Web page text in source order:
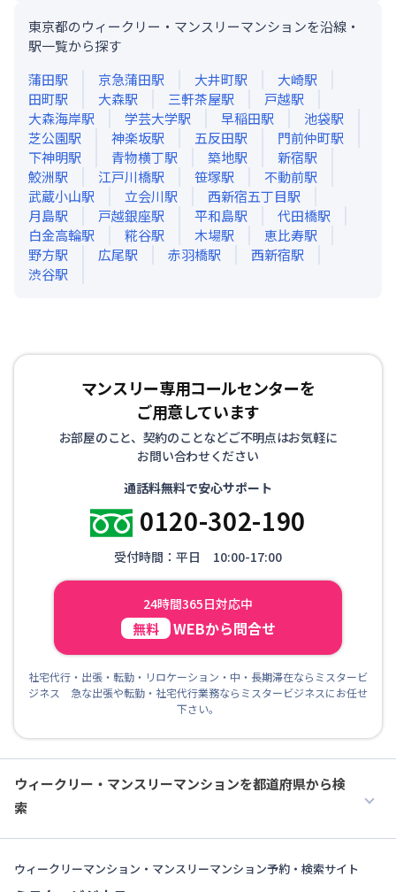
東京都のウィークリー・マンスリーマンションを沿線・
駅一覧から探す
蒲田駅 京急蒲田駅 大井町駅 大崎駅
田町駅 大森駅 三軒茶屋駅 戸越駅
大森海岸駅 学芸大学駅 早稲田駅 池袋駅
芝公園駅 神楽坂駅 五反田駅 門前仲町駅
下神明駅 青物横丁駅 築地駅 新宿駅
鮫洲駅 江戸川橋駅 笹塚駅 不動前駅
武蔵小山駅 立会川駅 西新宿五丁目駅
月島駅 戸越銀座駅 平和島駅 代田橋駅
白金高輪駅 糀谷駅 木場駅 恵比寿駅
野方駅 広尾駅 赤羽橋駅 西新宿駅
渋谷駅
マンスリー専用コールセンターを
ご用意しています
お部屋のこと、契約のことなどご不明点はお気軽に
お問い合わせください
通話料無料で安心サポート
0120-302-190
受付時間：平日 10:00-17:00
24時間365日対応中
無料 WEBから問合せ
社宅代行・出張・転勤・リロケーション・中・長期滞在ならミスタービ
ジネス 急な出張や転勤・社宅代行業務ならミスタービジネスにお任せ
下さい。
ウィークリー・マンスリーマンションを都道府県から検
索
ウィークリーマンション・マンスリーマンション予約・検索サイト